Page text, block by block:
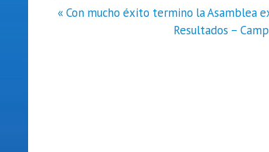
Navegación
« Con mucho éxito termino la Asamblea
Resultados –